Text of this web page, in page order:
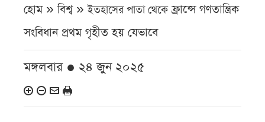
হোম » বিশ্ব »ইতহাসের পাতা থেকেফ্রান্সে গণতান্ত্রিক
সংবিধান প্রথম গৃহীত হয় যেভাবে
মঙ্গলবার ● ২৪ জুন ২০২৫